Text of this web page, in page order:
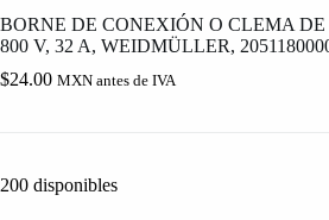
BORNE DE CONEXIÓN O CLEMA DE
800 V, 32 A, WEIDMÜLLER,
$24.00 MXN antes de IVA
200 disponibles